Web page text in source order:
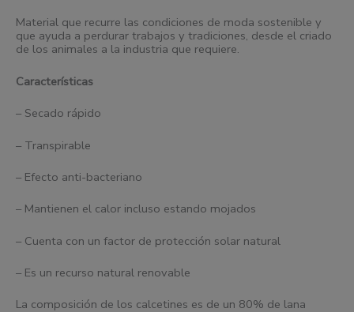
Material que recurre las condiciones de moda sostenible y
que ayuda a perdurar trabajos y tradiciones, desde el criado
de los animales a la industria que requiere.
Características
– Secado rápido
– Transpirable
– Efecto anti-bacteriano
– Mantienen el calor incluso estando mojados
– Cuenta con un factor de protección solar natural
– Es un recurso natural renovable
La composición de los calcetines es de un 80% de lana